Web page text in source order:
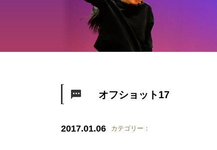
オフショット17
2017.01.06 カテゴリー：